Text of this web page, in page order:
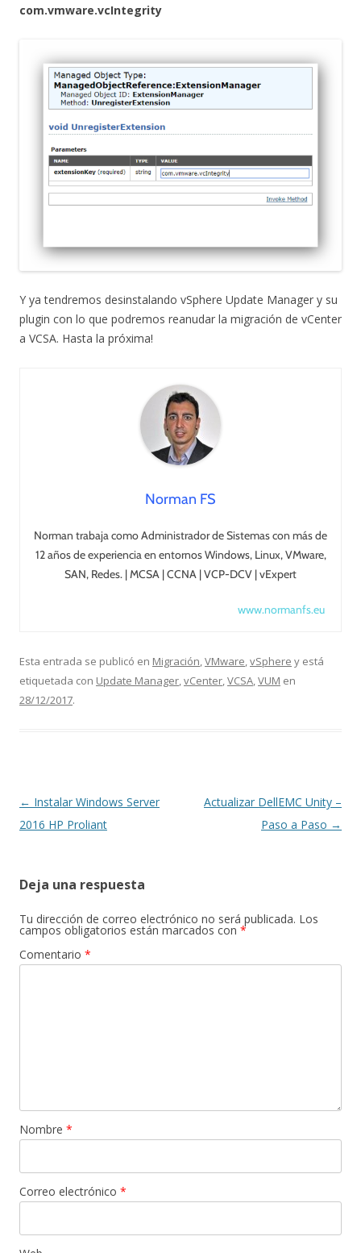
com.vmware.vcIntegrity
Y ya tendremos desinstalando vSphere Update Manager y su
plugin con lo que podremos reanudar la migración de vCenter
a VCSA. Hasta la próxima!
Norman FS
Norman trabaja como Administrador de Sistemas con más de
12 años de experiencia en entornos Windows, Linux, VMware,
SAN, Redes. | MCSA | CCNA | VCP-DCV | vExpert
www.normanfs.eu
Esta entrada se publicó en Migración,VMware,vSphere y está
etiquetada con Update Manager,vCenter,VCSA,VUM en
28/12/2017.
Navegación
de
← Instalar Windows Server
2016 HP Proliant
Actualizar DellEMC Unity –
Paso a Paso →
Deja una respuesta
Tu dirección de correo electrónico no será publicada. Los
campos obligatorios están marcados con *
Comentario *
Nombre *
Correo electrónico *